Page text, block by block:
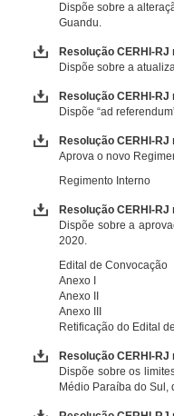
Dispõe sobre a
Guandu.
Resolução CERHI-RJ
Dispõe sobre a
Resolução CERHI-RJ
Dispõe “ad
Resolução CERHI-RJ
Aprova o novo
Regimento Interno
Resolução CERHI-RJ
Dispõe sobre a
2020.
Edital de Convocação
Anexo I
Anexo II
Anexo III
Retificação do Edital
Resolução CERHI-RJ
Dispõe sobre os
Médio Paraíba do